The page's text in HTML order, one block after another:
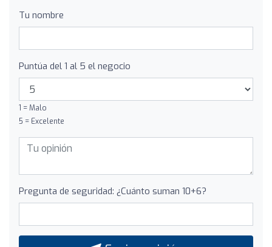
Tu nombre
Puntúa del 1 al 5 el negocio
1 = Malo
5 = Excelente
Pregunta de seguridad: ¿Cuánto suman 10+6?